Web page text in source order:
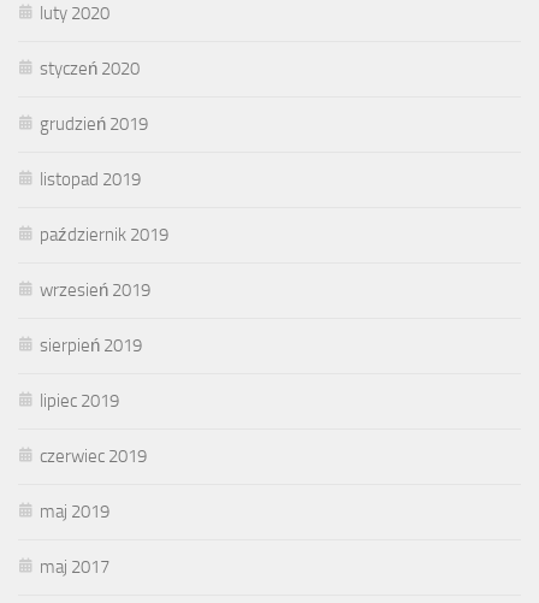
luty 2020
styczeń 2020
grudzień 2019
listopad 2019
październik 2019
wrzesień 2019
sierpień 2019
lipiec 2019
czerwiec 2019
maj 2019
maj 2017